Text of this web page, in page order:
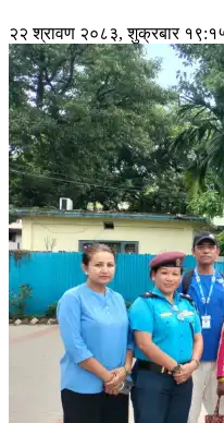
२२ श्रावण २०८३, शुक्रबार